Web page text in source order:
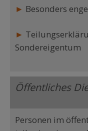
► Besonders
►
Sondereigentum
Öffentliches
Personen im